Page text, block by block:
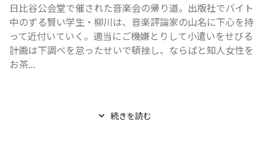
日比谷公会堂で催された音楽会の帰り道。出版社でバイト
中のずる賢い学生・柳川は、音楽評論家の山名に下心を持
って近付いていく。適当にご機嫌とりして小遣いをせびる
計画は下調べを怠ったせいで頓挫し、ならばと知人女性を
お茶...
続きを読む